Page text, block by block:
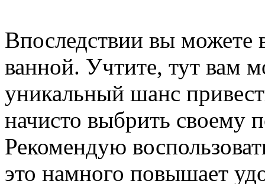
Впоследствии вы можете
ванной. Учтите, тут вам
уникальный шанс
начисто выбрить своему
Рекомендую
это намного повышает